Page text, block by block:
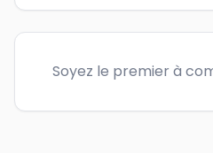
Soyez le premier à